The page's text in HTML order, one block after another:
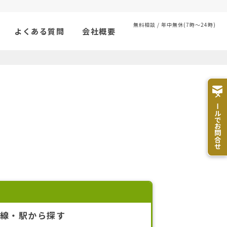
よくある質問 会社概要
無料相談 / 年中無休(7時〜24時)
メールでお問合せ
・駅から探す